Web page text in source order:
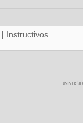
| Instructivos